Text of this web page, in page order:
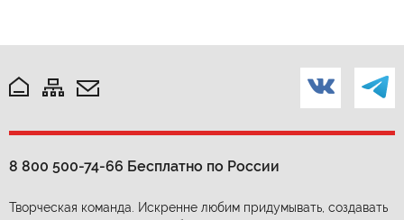
8 800 500-74-66 Бесплатно по России
Творческая команда. Искренне любим придумывать, создавать